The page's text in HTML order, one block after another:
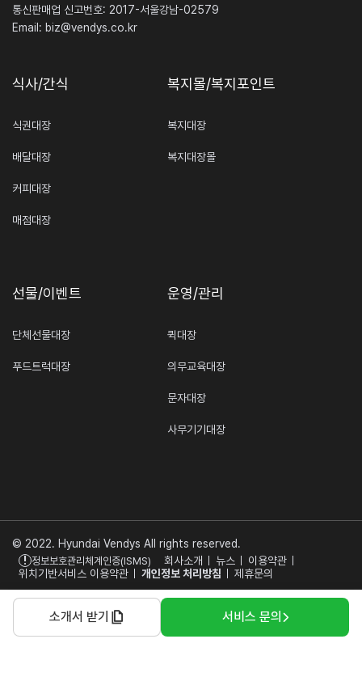
통신판매업 신고번호: 2017-서울강남-02579
Email: biz@vendys.co.kr
식사/간식
식권대장
배달대장
커피대장
매점대장
복지몰/복지포인트
복지대장
복지대장몰
선물/이벤트
단체선물대장
푸드트럭대장
운영/관리
퀵대장
의무교육대장
문자대장
사무기기대장
© 2022. Hyundai Vendys All rights reserved.
! 정보보호관리체계인증(ISMS) 회사소개 뉴스
이용약관
위치기반서비스 이용약관
개인정보 처리방침 제휴문의
소개서 받기 서비스 문의